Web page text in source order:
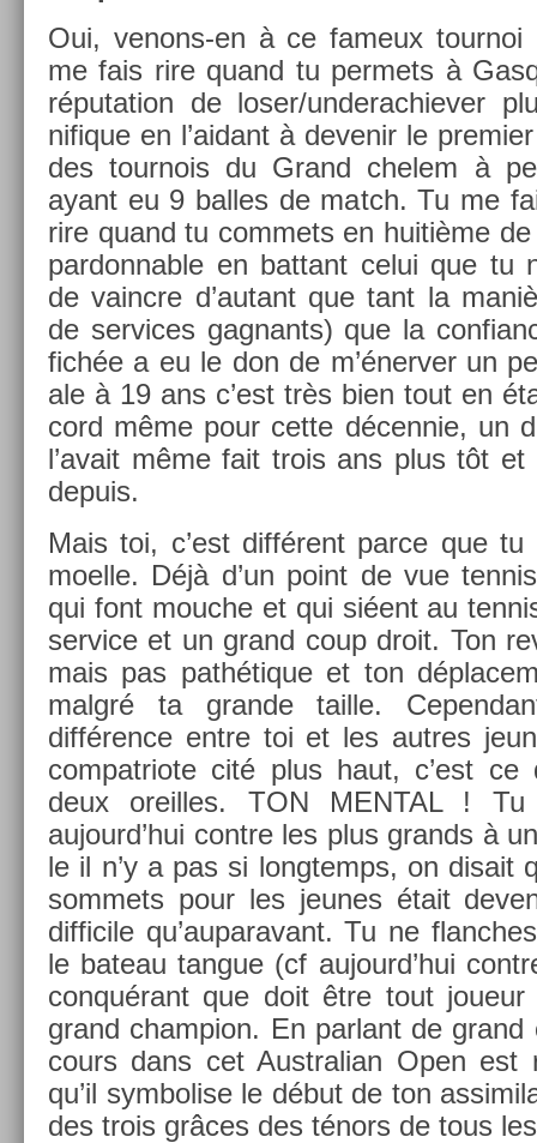
Oui, venons-en à ce fameux tour­noi
me fais rire quand tu per­mets à
réputa­tion de loser­/underac­hiev­er
nifique en l’aidant à de­venir le
des tour­nois du Grand chelem à
ayant eu 9 bal­les de match. Tu me
rire quand tu com­mets en huitième
par­donn­able en bat­tant celui que tu
de vaincre d’autant que tant la
de ser­vices gag­nants) que la
fichée a eu le don de m’énerv­er un
ale à 19 ans c’est très bien tout en
cord même pour cette décen­nie, un
l’avait même fait trois ans plus tôt et
de­puis.
Mais toi, c’est différent parce que tu
moel­le. Déjà d’un point de vue
qui font mouc­he et qui siéent au
ser­vice et un grand coup droit. Ton
mais pas pathétique et ton
malgré ta gran­de tail­le.
différence entre toi et les aut­res
com­pat­riote cité plus haut, c’est
deux oreil­les. TON MENT­AL !
aujourd’hui con­tre les plus grands à
le il n’y a pas si longtemps, on dis­ait
som­mets pour les jeunes était
dif­ficile qu’auparavant. Tu ne
le bateau tan­gue (cf aujourd’hui
conquérant que doit être tout
grand champ­ion. En par­lant de
cours dans cet Australian Open est
qu’il sym­bol­ise le début de ton
des trois grâces des ténors de tous